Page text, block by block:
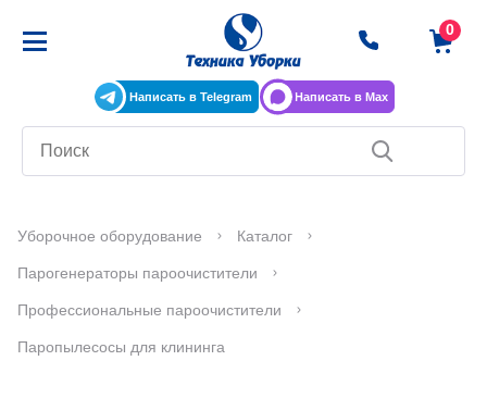
Написать в Telegram Написать в Max
Уборочное оборудование Каталог
Парогенераторы пароочистители
Профессиональные пароочистители
Паропылесосы для клининга